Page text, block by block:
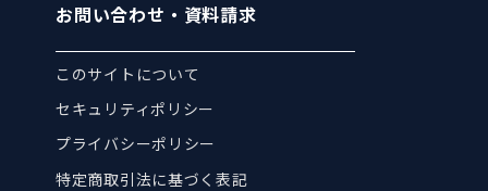
お問い合わせ・資料請求
このサイトについて
セキュリティポリシー
プライバシーポリシー
特定商取引法に基づく表記